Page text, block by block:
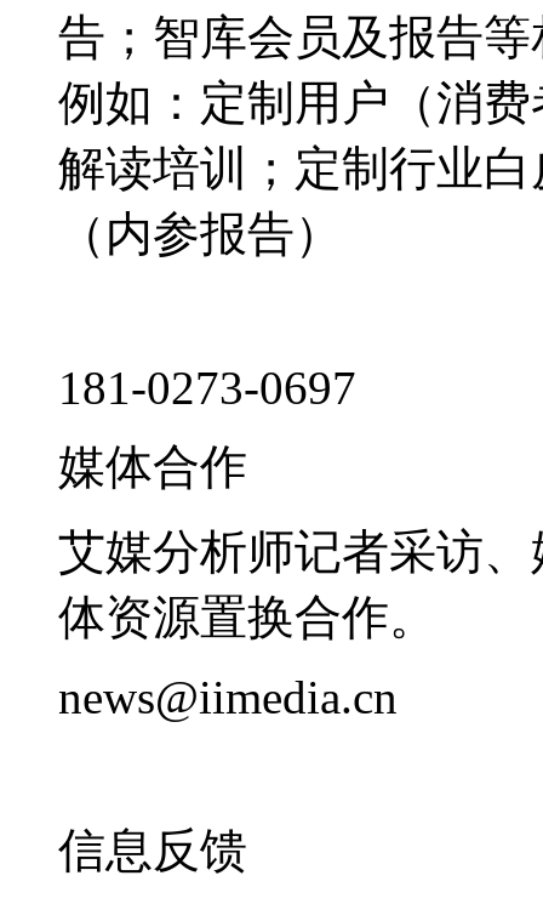
告；智库会员及报告
例如：定制用户（消
解读培训；定制行业
（内参报告）
181-0273-0697
媒体合作
艾媒分析师记者采访
体资源置换合作。
news@iimedia.cn
信息反馈